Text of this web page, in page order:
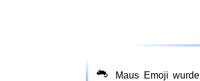
🐁 Maus Emoji wurde